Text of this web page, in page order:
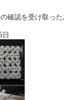
確認を受け取った;
日